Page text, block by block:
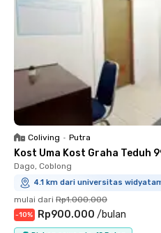
Coliving • Putra
Kost Uma Kost Graha Teduh
Dago, Coblong
4.1 km dari universitas
mulai dari Rp1.000.000
-10% Rp900.000 /bulan